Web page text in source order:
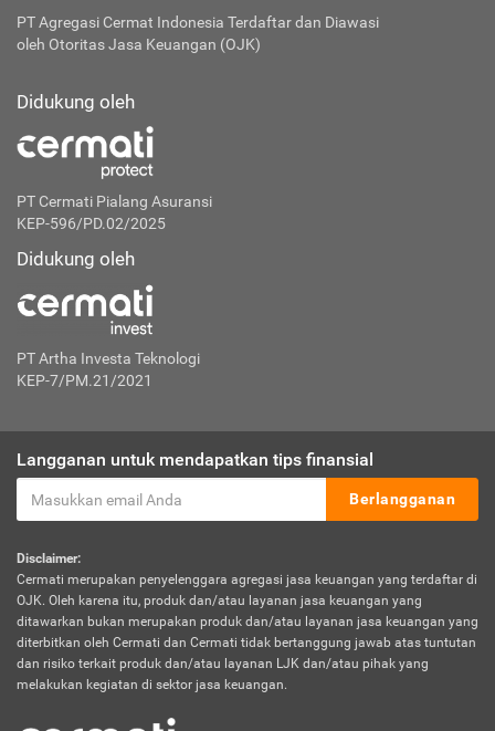
PT Agregasi Cermat Indonesia Terdaftar dan Diawasi
oleh Otoritas Jasa Keuangan (OJK)
Didukung oleh
PT Cermati Pialang Asuransi
KEP-596/PD.02/2025
Didukung oleh
PT Artha Investa Teknologi
KEP-7/PM.21/2021
Langganan untuk mendapatkan tips finansial
Berlangganan
Disclaimer:
Cermati merupakan penyelenggara agregasi jasa keuangan yang terdaftar di
OJK. Oleh karena itu, produk dan/atau layanan jasa keuangan yang
ditawarkan bukan merupakan produk dan/atau layanan jasa keuangan yang
diterbitkan oleh Cermati dan Cermati tidak bertanggung jawab atas tuntutan
dan risiko terkait produk dan/atau layanan LJK dan/atau pihak yang
melakukan kegiatan di sektor jasa keuangan.